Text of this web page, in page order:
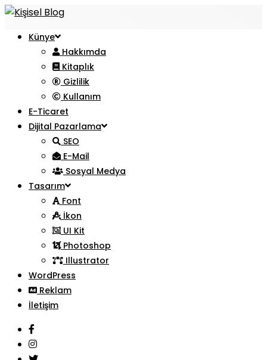
Künye
Hakkımda
Kitaplık
Gizlilik
Kullanım
E-Ticaret
Dijital Pazarlama
SEO
E-Mail
Sosyal Medya
Tasarım
Font
İkon
UI Kit
Photoshop
Illustrator
WordPress
Reklam
İletişim